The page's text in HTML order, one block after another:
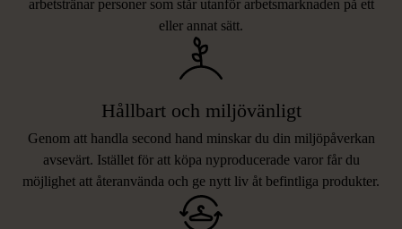
arbetstränar personer som står utanför arbetsmarknaden på ett
eller annat sätt.
Hållbart och miljövänligt
Genom att handla second hand minskar du din miljöpåverkan
avsevärt. Istället för att köpa nyproducerade varor får du
möjlighet att återanvända och ge nytt liv åt befintliga produkter.